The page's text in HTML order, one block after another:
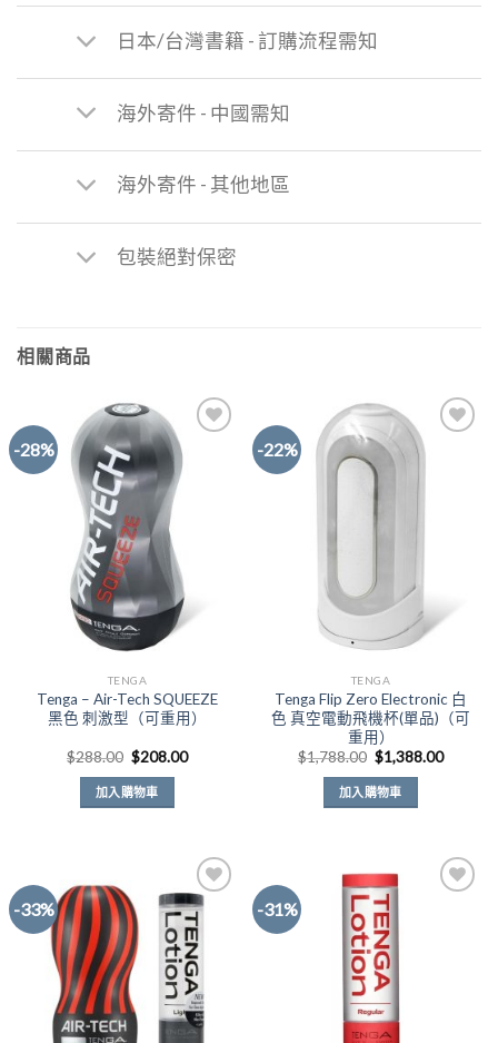
日本/台灣書籍 - 訂購流程需知
海外寄件 - 中國需知
海外寄件 - 其他地區
包裝絕對保密
相關商品
-28%
TENGA
Tenga – Air-Tech SQUEEZE
黑色 刺激型（可重用）
$288.00 原
始
價
格：
$288.00。
$208.00目
加入購物車
-22%
TENGA
Tenga Flip Zero Electronic 白
色 真空電動飛機杯(單品)（可
重用）
$1,788.00 原
始
價
格：
$1,788.00。
$1,388.00目
加入購物車
-33%
Add to
Wishlist
-31%